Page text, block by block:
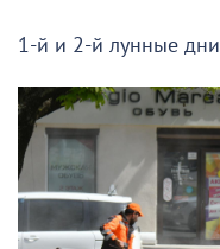
1-й и 2-й лунные дни